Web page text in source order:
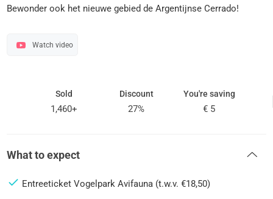
Bewonder ook het nieuwe gebied de Argentijnse Cerrado!
Watch video
Sold
1,460+
Discount
27%
You're saving
€ 5
What to expect
Entreeticket Vogelpark Avifauna (t.w.v. €18,50)